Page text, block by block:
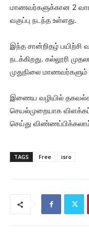
மாணவர்களுக்கான 2 வார
வகுப்பு நடந்த உள்ளது.
இந்த சான்றிதழ் பயிற்சி
நடக்கிறது. கல்லூரி
முதுநிலை
இணைய வழியில்
செயல்முறையாக
செய்து
TAGS Free isro